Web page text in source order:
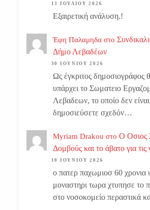
13 ΙΟΥΛΊΟΥ 2026
Εξαιρετική ανάλυση.!
Έφη Παλαμηδα στο
Δήμο Λεβαδέων
30 ΙΟΥΝΊΟΥ 2026
Ως έγκριτος δημοσιογράφος
υπάρχει το Σωματειο
Λεβαδεων, το οποίο δεν
δημοσιεύσετε σχεδόν…
Myriam Drakou στο Ο Οσιος
Δομβούς και το άβατο για τις
10 ΙΟΥΝΊΟΥ 2026
ο πατερ παχωμιοσ 60 χρονια
μοναστηρι τωρα χτυπησε το
στο νοσοκομείο περαστικά